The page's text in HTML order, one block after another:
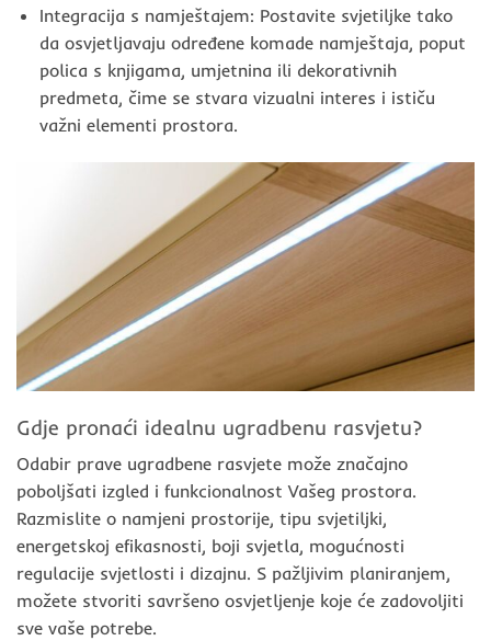
Integracija s namještajem: Postavite svjetiljke tako
da osvjetljavaju određene komade namještaja, poput
polica s knjigama, umjetnina ili dekorativnih
predmeta, čime se stvara vizualni interes i ističu
važni elementi prostora.
Gdje pronaći idealnu ugradbenu rasvjetu?
Odabir prave ugradbene rasvjete može značajno
poboljšati izgled i funkcionalnost Vašeg prostora.
Razmislite o namjeni prostorije, tipu svjetiljki,
energetskoj efikasnosti, boji svjetla, mogućnosti
regulacije svjetlosti i dizajnu. S pažljivim planiranjem,
možete stvoriti savršeno osvjetljenje koje će zadovoljiti
sve vaše potrebe.